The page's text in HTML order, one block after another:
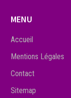
MENU
Accueil
Mentions Légales
Contact
Sitemap